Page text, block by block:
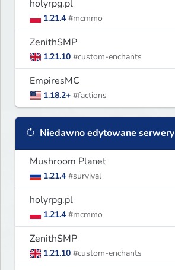
holyrpg.pl
1.21.4 #mcmmo
ZenithSMP
1.21.10 #custom-enchants
EmpiresMC
1.18.2+ #factions
Niedawno edytowane serwery
Mushroom Planet
1.21.4 #survival
holyrpg.pl
1.21.4 #mcmmo
ZenithSMP
1.21.10 #custom-enchants